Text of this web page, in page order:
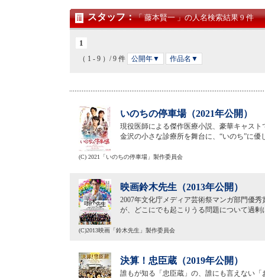
スタッフ：「 藤本賢一 」の人名検索結果 9 件
1
（ 1 - 9 ）/ 9 件 公開年▼ 作品名▼
いのちの停車場（2021年公開）
現役医師による傑作医療小説、豪華キャス
金沢の小さな診療所を舞台に、“いのち”に
(C) 2021「いのちの停車場」製作委員会
映画鈴木先生（2013年公開）
2007年文化庁メディア芸術祭マンガ部門優
が、どこにでも起こりうる問題について過
(C)2013映画「鈴木先生」製作委員会
決算！忠臣蔵（2019年公開）
誰もが知る「忠臣蔵」の、誰にも言えない